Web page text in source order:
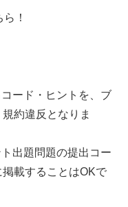
！
ード・ヒントを、ブ
約違反となりま
出題問題の提出コー
載することはOKで